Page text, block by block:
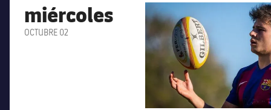
miércoles
OCTUBRE 02
FC Barcelona club badge